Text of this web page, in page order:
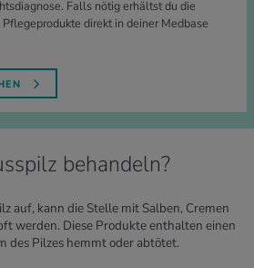
Falls nötig erhältst du die
direkt in deiner Medbase
behandeln?
auf, kann die Stelle mit Salben, Cremen
werden. Diese Produkte enthalten einen
des Pilzes hemmt oder abtötet.